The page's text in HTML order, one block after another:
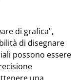
di grafica",
di disegnare
possono essere